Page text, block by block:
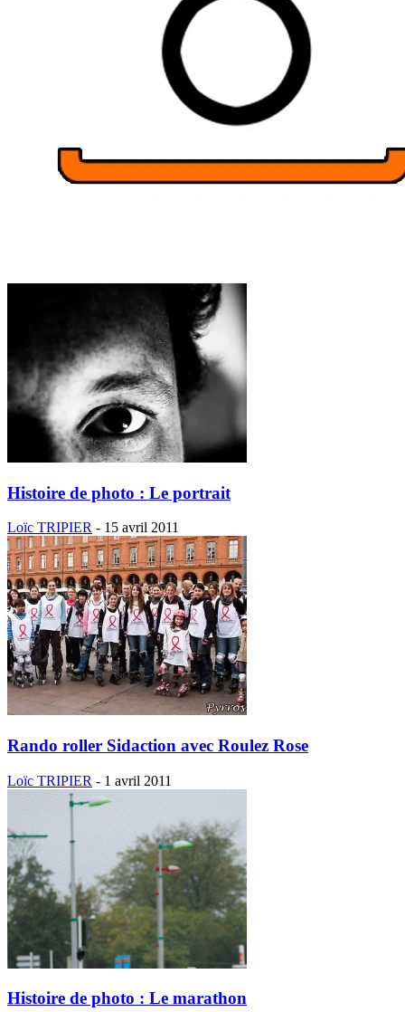
Histoire de photo : Le portrait
Loïc TRIPIER - 15 avril 2011
Rando roller Sidaction avec Roulez Rose
Loïc TRIPIER - 1 avril 2011
Histoire de photo : Le marathon